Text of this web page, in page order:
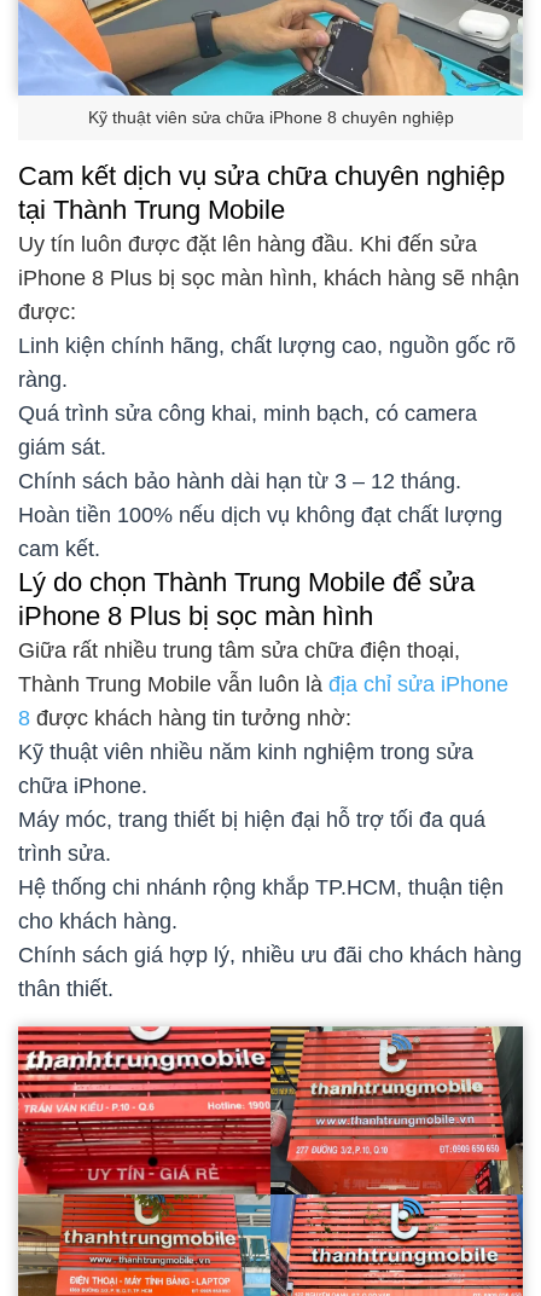
Kỹ thuật viên sửa chữa iPhone 8 chuyên nghiệp
Cam kết dịch vụ sửa chữa chuyên nghiệp
tại Thành Trung Mobile
Uy tín luôn được đặt lên hàng đầu. Khi đến sửa
iPhone 8 Plus bị sọc màn hình, khách hàng sẽ nhận
được:
Linh kiện chính hãng, chất lượng cao, nguồn gốc rõ
ràng.
Quá trình sửa công khai, minh bạch, có camera
giám sát.
Chính sách bảo hành dài hạn từ 3 – 12 tháng.
Hoàn tiền 100% nếu dịch vụ không đạt chất lượng
cam kết.
Lý do chọn Thành Trung Mobile để sửa
iPhone 8 Plus bị sọc màn hình
Giữa rất nhiều trung tâm sửa chữa điện thoại,
Thành Trung Mobile vẫn luôn là địa chỉ sửa iPhone
8 được khách hàng tin tưởng nhờ:
Kỹ thuật viên nhiều năm kinh nghiệm trong sửa
chữa iPhone.
Máy móc, trang thiết bị hiện đại hỗ trợ tối đa quá
trình sửa.
Hệ thống chi nhánh rộng khắp TP.HCM, thuận tiện
cho khách hàng.
Chính sách giá hợp lý, nhiều ưu đãi cho khách hàng
thân thiết.